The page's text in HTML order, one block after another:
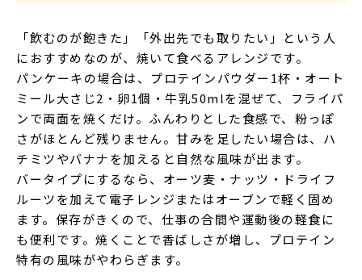
「飲むのが飽きた」「外出先でも取りたい」という人
におすすめなのが、焼いて食べるアレンジです。
パンケーキの場合は、プロテインパウダー1杯・オート
ミール大さじ2・卵1個・牛乳50mlを混ぜて、フライパ
ンで両面を焼くだけ。ふんわりとした食感で、粉っぽ
さがほとんど残りません。甘みを足したい場合は、ハ
チミツやバナナを加えると自然な風味が出ます。
バータイプにするなら、オーツ麦・ナッツ・ドライフ
ルーツを加えて電子レンジまたはオーブンで軽く固め
ます。保存がきくので、仕事の合間や運動後の軽食に
も便利です。焼くことで香ばしさが増し、プロテイン
特有の風味がやわらぎます。